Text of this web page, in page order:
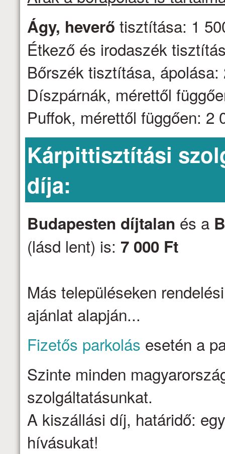
Ágy, heverő tisztítása: 1
Étkező és irodaszék
Bőrszék tisztítása,
Díszpárnák, mérettől
Puffok, mérettől függően: 2
Kárpittisztítási
díja:
Budapesten díjtalan és a
(lásd lent) is: 7 000 Ft
Más településeken
ajánlat alapján...
Fizetős parkolás esetén a
Szinte minden
szolgáltatásunkat.
A kiszállási díj, határidő:
hívásukat!